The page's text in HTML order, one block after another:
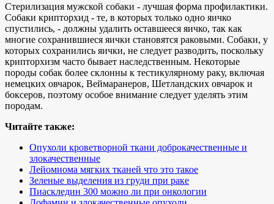
Стерилизация мужской собаки - лучшая форма профилактики.
Собаки крипторхид - те, в которых только одно яичко
спустились, - должны удалить оставшееся яичко, так как
многие сохранившиеся яички становятся раковыми. Собаки, у
которых сохранились яички, не следует разводить, поскольку
крипторхизм часто бывает наследственным. Некоторые
породы собак более склонны к тестикулярному раку, включая
немецких овчарок, Веймаранеров, Шетландских овчарок и
боксеров, поэтому особое внимание следует уделять этим
породам.
Читайте также:
Опухоли кроветворной ткани доброкачественные и
злокачественные
Лейомиома мягких тканей что это такое
Зеленые выделения из груди при раке
Пиаскледин 300 можно ли при онкологии